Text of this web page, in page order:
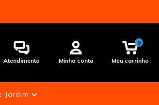
Atendimento Minha conta Meu carrinho
0
Jardim